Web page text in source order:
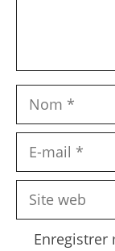
Nom
Site